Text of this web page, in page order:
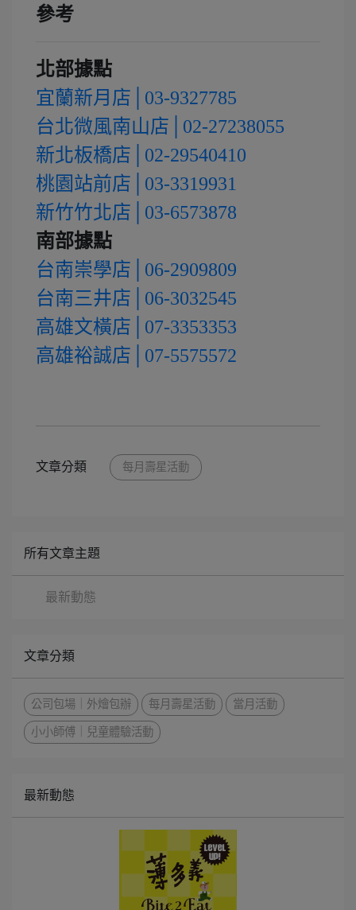
參考
北部據點
宜蘭新月店│03-9327785
台北微風南山店│02-27238055
新北板橋店│02-29540410
桃園站前店│03-3319931
新竹竹北店│03-6573878
南部據點
台南崇學店│06-2909809
台南三井店│06-3032545
高雄文橫店│07-3353353
高雄裕誠店│07-5575572
文章分類 每月壽星活動
所有文章主題
最新動態
文章分類
公司包場｜外燴包辦 每月壽星活動 當月活動
小小師傅｜兒童體驗活動
最新動態